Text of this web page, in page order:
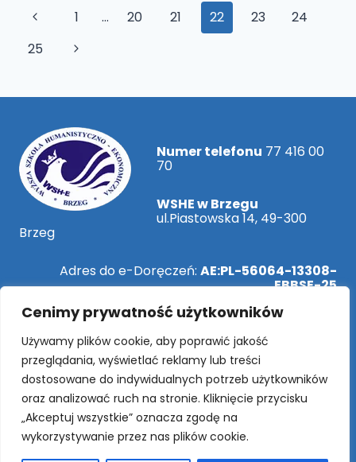
Cenimy prywatność użytkowników
Używamy plików cookie, aby poprawić jakość
przeglądania, wyświetlać reklamy lub treści
dostosowane do indywidualnych potrzeb użytkowników
oraz analizować ruch na stronie. Kliknięcie przycisku
„Akceptuj wszystkie” oznacza zgodę na
wykorzystywanie przez nas plików cookie.
Nawigacja
strony
Poprzednia
strona
1 … 20 21 22 23
24
25
Następna
Numer telefonu 77 416 00
70
WSHE w Brzegu
ul.Piastowska 14, 49-300
Brzeg
Adres do e-Doręczeń: AE:PL-56064-13308-
EBBSE-25
ePUAP: /WSHEBrzeg/SkrytkaESP
Rekrutacja Online!
SOCIAL MEDIA